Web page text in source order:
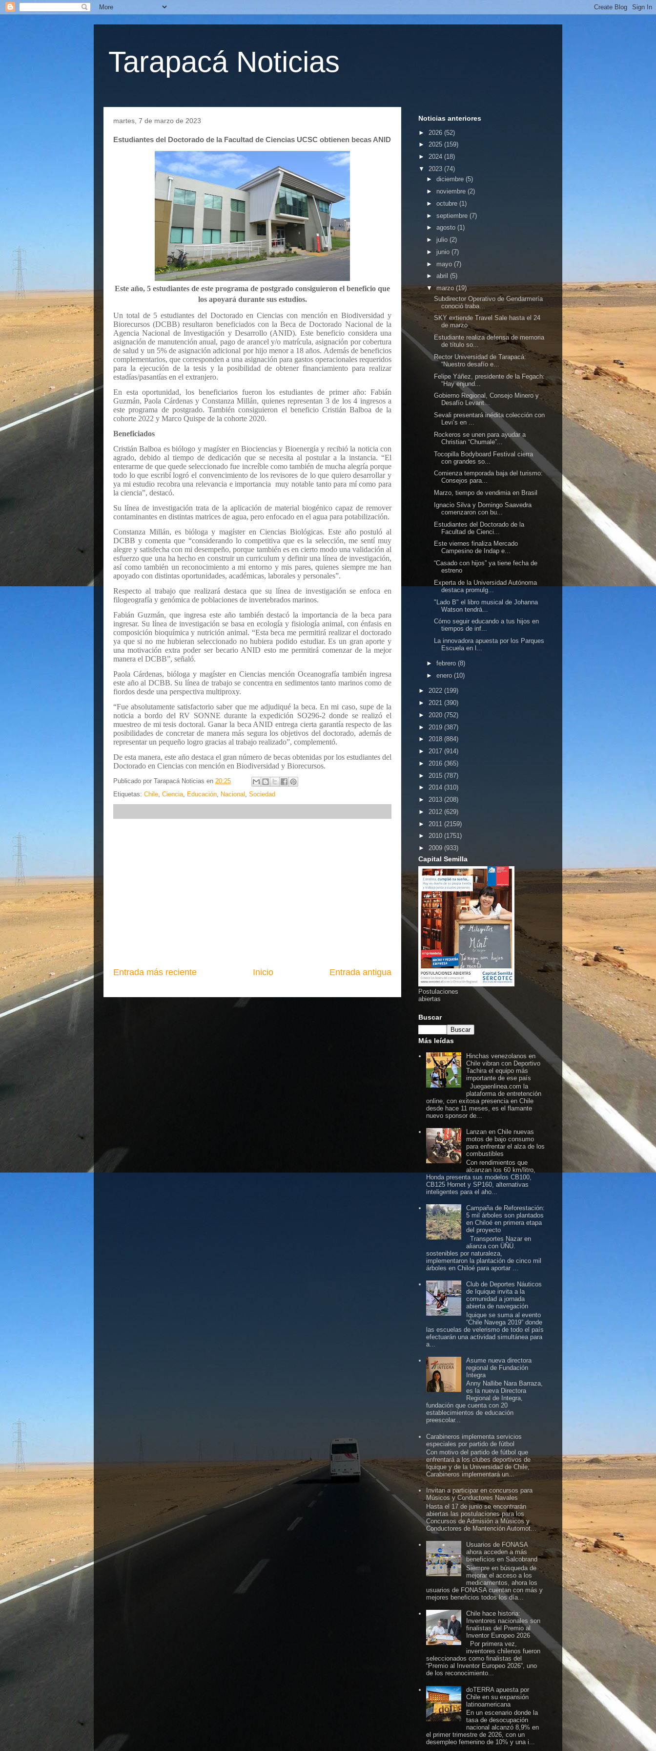
Tarapacá Noticias
martes, 7 de marzo de 2023
Estudiantes del Doctorado de la Facultad de Ciencias UCSC obtienen becas ANID
Este año, 5 estudiantes de este programa de postgrado consiguieron el beneficio que
los apoyará durante sus estudios.
Un total de 5 estudiantes del Doctorado en Ciencias con mención en Biodiversidad y
Biorecursos (DCBB) resultaron beneficiados con la Beca de Doctorado Nacional de la
Agencia Nacional de Investigación y Desarrollo (ANID). Este beneficio considera una
asignación de manutención anual, pago de arancel y/o matrícula, asignación por cobertura
de salud y un 5% de asignación adicional por hijo menor a 18 años. Además de beneficios
complementarios, que corresponden a una asignación para gastos operacionales requeridos
para la ejecución de la tesis y la posibilidad de obtener financiamiento para realizar
estadías/pasantías en el extranjero.
En esta oportunidad, los beneficiarios fueron los estudiantes de primer año: Fabián
Guzmán, Paola Cárdenas y Constanza Millán, quienes representan 3 de los 4 ingresos a
este programa de postgrado. También consiguieron el beneficio Cristián Balboa de la
cohorte 2022 y Marco Quispe de la cohorte 2020.
Beneficiados
Cristián Balboa es biólogo y magíster en Biociencias y Bioenergía y recibió la noticia con
agrado, debido al tiempo de dedicación que se necesita al postular a la instancia. “El
enterarme de que quede seleccionado fue increíble como también de mucha alegría porque
todo lo que escribí logró el convencimiento de los revisores de lo que quiero desarrollar y
ya mi estudio recobra una relevancia e importancia muy notable tanto para mí como para
la ciencia”, destacó.
Su línea de investigación trata de la aplicación de material biogénico capaz de remover
contaminantes en distintas matrices de agua, pero enfocado en el agua para potabilización.
Constanza Millán, es bióloga y magíster en Ciencias Biológicas. Este año postuló al
DCBB y comenta que “considerando lo competitiva que es la selección, me sentí muy
alegre y satisfecha con mi desempeño, porque también es en cierto modo una validación al
esfuerzo que una ha hecho en construir un curriculum y definir una línea de investigación,
así como también un reconocimiento a mi entorno y mis pares, quienes siempre me han
apoyado con distintas oportunidades, académicas, laborales y personales”.
Respecto al trabajo que realizará destaca que su línea de investigación se enfoca en
filogeografía y genómica de poblaciones de invertebrados marinos.
Fabián Guzmán, que ingresa este año también destacó la importancia de la beca para
ingresar. Su línea de investigación se basa en ecología y fisiología animal, con énfasis en
composición bioquímica y nutrición animal. “Esta beca me permitirá realizar el doctorado
ya que si no me hubieran seleccionado no hubiera podido estudiar. Es un gran aporte y
una motivación extra poder ser becario ANID esto me permitirá comenzar de la mejor
manera el DCBB”, señaló.
Paola Cárdenas, bióloga y magíster en Ciencias mención Oceanografía también ingresa
este año al DCBB. Su línea de trabajo se concentra en sedimentos tanto marinos como de
fiordos desde una perspectiva multiproxy.
“Fue absolutamente satisfactorio saber que me adjudiqué la beca. En mi caso, supe de la
noticia a bordo del RV SONNE durante la expedición SO296-2 donde se realizó el
muestreo de mi tesis doctoral. Ganar la beca ANID entrega cierta garantía respecto de las
posibilidades de concretar de manera más segura los objetivos del doctorado, además de
representar un pequeño logro gracias al trabajo realizado”, complementó.
De esta manera, este año destaca el gran número de becas obtenidas por los estudiantes del
Doctorado en Ciencias con mención en Biodiversidad y Biorecursos.
Publicado por Tarapacá Noticias en 20:25
Etiquetas: Chile, Ciencia, Educación, Nacional , Sociedad
Entrada más reciente Entrada antigua
Inicio
Noticias anteriores
► 2026 (52)
► 2025 (159)
► 2024 (18)
▼ 2023 (74)
► diciembre (5)
► noviembre (2)
► octubre (1)
► septiembre (7)
► agosto (1)
► julio (2)
► junio (7)
► mayo (7)
► abril (5)
▼ marzo (19)
Subdirector Operativo de Gendarmería
conoció traba...
SKY extiende Travel Sale hasta el 24
de marzo
Estudiante realiza defensa de memoria
de título so...
Rector Universidad de Tarapacá:
“Nuestro desafío e...
Felipe Yáñez, presidente de la Fegach:
“Hay enjund...
Gobierno Regional, Consejo Minero y
Desafío Levant...
Sevali presentará inédita colección con
Levi’s en ...
Rockeros se unen para ayudar a
Christian “Chumale”...
Tocopilla Bodyboard Festival cierra
con grandes so...
Comienza temporada baja del turismo:
Consejos para...
Marzo, tiempo de vendimia en Brasil
Ignacio Silva y Domingo Saavedra
comenzaron con bu...
Estudiantes del Doctorado de la
Facultad de Cienci...
Este viernes finaliza Mercado
Campesino de Indap e...
“Casado con hijos” ya tiene fecha de
estreno
Experta de la Universidad Autónoma
destaca promulg...
"Lado B" el libro musical de Johanna
Watson tendrá...
Cómo seguir educando a tus hijos en
tiempos de inf...
La innovadora apuesta por los Parques
Escuela en l...
► febrero (8)
► enero (10)
► 2022 (199)
► 2021 (390)
► 2020 (752)
► 2019 (387)
► 2018 (884)
► 2017 (914)
► 2016 (365)
► 2015 (787)
► 2014 (310)
► 2013 (208)
► 2012 (629)
► 2011 (2159)
► 2010 (1751)
► 2009 (933)
Capital Semilla
Postulaciones
abiertas
Buscar
Más leídas
Hinchas venezolanos en
Chile vibran con Deportivo
Tachira el equipo más
importante de ese país
Juegaenlinea.com la
plataforma de entretención
online, con exitosa presencia en Chile
desde hace 11 meses, es el flamante
nuevo sponsor de...
Lanzan en Chile nuevas
motos de bajo consumo
para enfrentar el alza de los
combustibles
Con rendimientos que
alcanzan los 60 km/litro,
Honda presenta sus modelos CB100,
CB125 Hornet y SP160, alternativas
inteligentes para el aho...
Campaña de Reforestación:
5 mil árboles son plantados
en Chiloé en primera etapa
del proyecto
Transportes Nazar en
alianza con ÜÑÜ.
sostenibles por naturaleza,
implementaron la plantación de cinco mil
árboles en Chiloé para aportar ...
Club de Deportes Náuticos
de Iquique invita a la
comunidad a jornada
abierta de navegación
Iquique se suma al evento
“Chile Navega 2019” donde
las escuelas de velerismo de todo el país
efectuarán una actividad simultánea para
a...
Asume nueva directora
regional de Fundación
Integra
Anny Nallibe Nara Barraza,
es la nueva Directora
Regional de Integra,
fundación que cuenta con 20
establecimientos de educación
preescolar...
Carabineros implementa servicios
especiales por partido de fútbol
Con motivo del partido de fútbol que
enfrentará a los clubes deportivos de
Iquique y de la Universidad de Chile,
Carabineros implementará un...
Invitan a participar en concursos para
Músicos y Conductores Navales
Hasta el 17 de junio se encontrarán
abiertas las postulaciones para los
Concursos de Admisión a Músicos y
Conductores de Mantención Automot...
Usuarios de FONASA
ahora acceden a más
beneficios en Salcobrand
Siempre en búsqueda de
mejorar el acceso a los
medicamentos, ahora los
usuarios de FONASA cuentan con más y
mejores beneficios todos los día...
Chile hace historia:
Inventores nacionales son
finalistas del Premio al
Inventor Europeo 2026
Por primera vez,
inventores chilenos fueron
seleccionados como finalistas del
“Premio al Inventor Europeo 2026”, uno
de los reconocimiento...
doTERRA apuesta por
Chile en su expansión
latinoamericana
En un escenario donde la
tasa de desocupación
nacional alcanzó 8,9% en
el primer trimestre de 2026, con un
desempleo femenino de 10% y una i...